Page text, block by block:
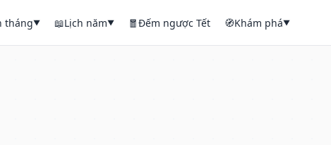
tháng▼ 📖Lịch năm▼ 🧧Đếm ngược Tết 🧭Khám phá▼